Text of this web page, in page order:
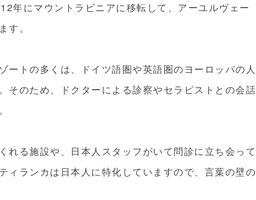
年にマウントラビニアに移転して、アーユルヴェー
す。
ートの多くは、ドイツ語圏や英語圏のヨーロッパの人
そのため、ドクターによる診察やセラピストとの会話
れる施設や、日本人スタッフがいて問診に立ち会って
ィランカは日本人に特化していますので、言葉の壁の